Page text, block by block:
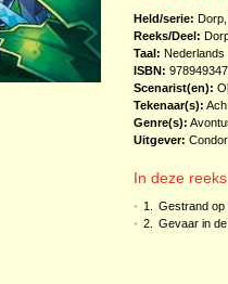
Held/serie:
Reeks/Deel:
Taal: Nederlands
ISBN:
Scenarist(en):
Tekenaar(s):
Genre(s):
Uitgever: Condor
In deze reeks
• 1.
Gestrand op
• 2. Gevaar in